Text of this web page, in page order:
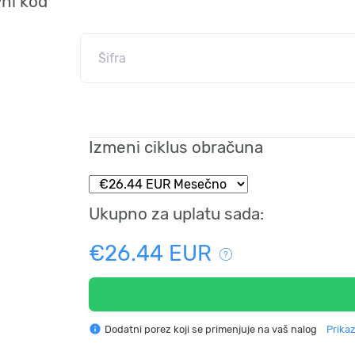
Izmeni ciklus obračuna
Ukupno za uplatu sada:
€26.44 EUR
info Dodatni porez koji se primenjuje na vaš nalog